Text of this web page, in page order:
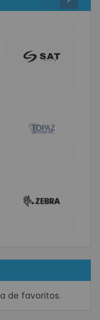
de favoritos.